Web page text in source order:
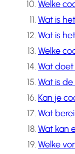
Welke
Wat is
Wat is
Welke
Wat
Wat is
Kan je
Wat
Wat kan
Welke